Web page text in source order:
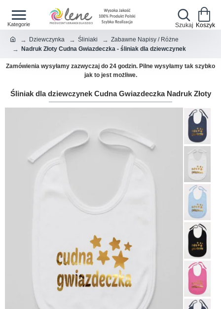
Dziewczynka Śliniaki
Zabawne Napisy / Różne
Nadruk Złoty Cudna Gwiazdeczka - śliniak dla dziewczynek
Zamówienia wysyłamy zazwyczaj do 24 godzin. Pilne wysyłamy tak szybko
jak to jest możliwe.
Śliniak dla dziewczynek Cudna Gwiazdeczka Nadruk Złoty